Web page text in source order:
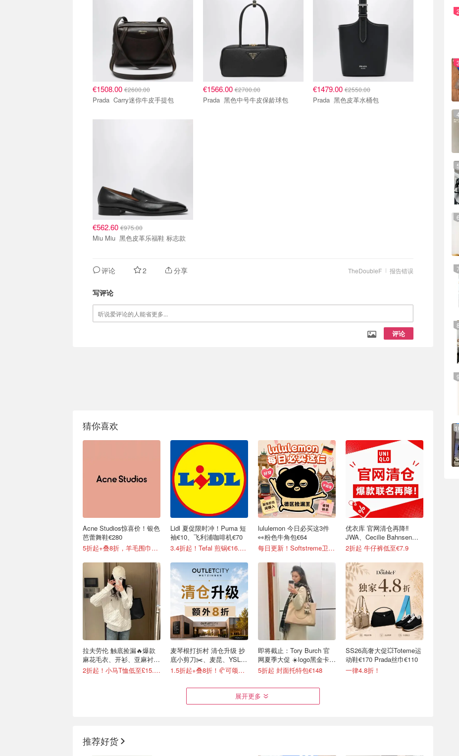
€1508.00 €2600.00
Prada Carry迷你牛皮手提包
€1566.00€2700.00
Prada 黑色中号牛皮保龄球包
€1479.00 €2550.00
Prada 黑色皮革水桶包
€562.60 €975.00
Miu Miu 黑色皮革乐福鞋 标志款
报告错误
TheDoubleF
评论 2 分享
写评论
评论
猜你喜欢
Acne Studios惊喜价！银色
芭蕾舞鞋€280
5折起+叠8折，羊毛围巾€159
拉夫劳伦 触底捡漏🔥爆款
麻花毛衣、开衫、亚麻衬衫
等有！
2折起！小马T恤低至£15.7/件
Lidl 夏促限时冲！Puma 短
袖€10、飞利浦咖啡机€70
3.4折起！Tefal 煎锅€16.99/件
麦琴根打折村 清仓升级 抄
底小剪刀✂️、麦昆、YSL、
Barbour等
1.5折起+叠8折！🥐可颂包€44.79
lululemon 今日必买这3件
👀粉色牛角包€64
每日更新！Softstreme卫衣半价
即将截止：Tory Burch 官
网夏季大促 ☀️logo黑金卡包
€63
5折起 封面托特包€148
优衣库 官网清仓再降‼️
JWA、Cecilie Bahnsen、
米菲兔等联名
2折起 牛仔裤低至€7.9
SS26高奢大促💥Toteme运
动鞋€170 Prada丝巾€110
一律4.8折！
展开更多
推荐好货